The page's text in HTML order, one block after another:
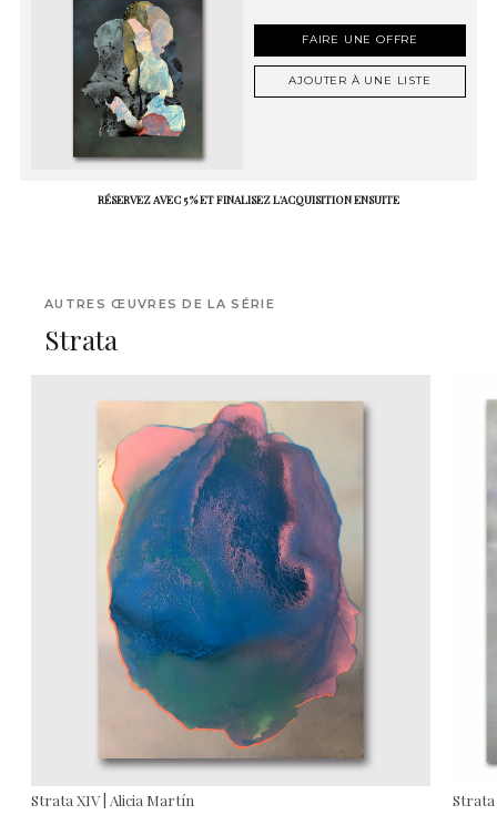
FAIRE UNE OFFRE
AJOUTER À UNE LISTE
RÉSERVEZ AVEC 5 % ET FINALISEZ L'ACQUISITION ENSUITE
AUTRES ŒUVRES DE LA SÉRIE
Strata
Strata XIV | Alicia Martín Strata